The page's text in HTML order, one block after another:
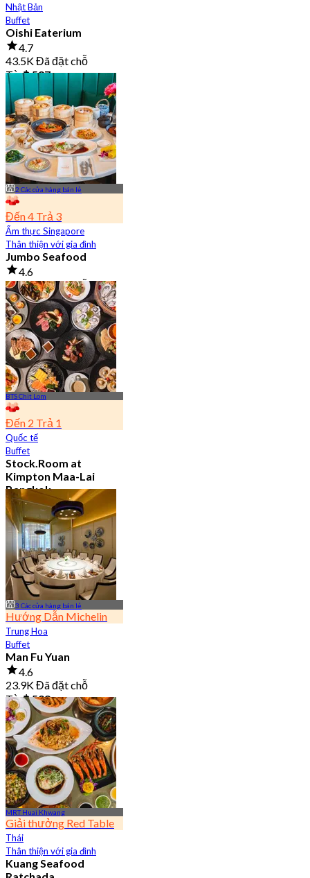
Nhật Bản
Buffet
Oishi Eaterium
4.7
43.5K Đã đặt chỗ
Từ฿ 587
2 Các cửa hàng bán lẻ
Đến 4 Trả 3
Ẩm thực Singapore
Thân thiện với gia đình
Jumbo Seafood
4.6
23.5K Đã đặt chỗ
Từ฿ 525
BTS Chit Lom
Đến 2 Trả 1
Quốc tế
Buffet
Stock.Room at
Kimpton Maa-Lai
Bangkok
4.6
25.4K Đã đặt chỗ
Từ฿ 442.5
3 Các cửa hàng bán lẻ
Hướng Dẫn Michelin
Trung Hoa
Buffet
Man Fu Yuan
4.6
23.9K Đã đặt chỗ
Từ฿ 598
MRT Huai Khwang
Giải thưởng Red Table
Thái
Thân thiện với gia đình
Kuang Seafood